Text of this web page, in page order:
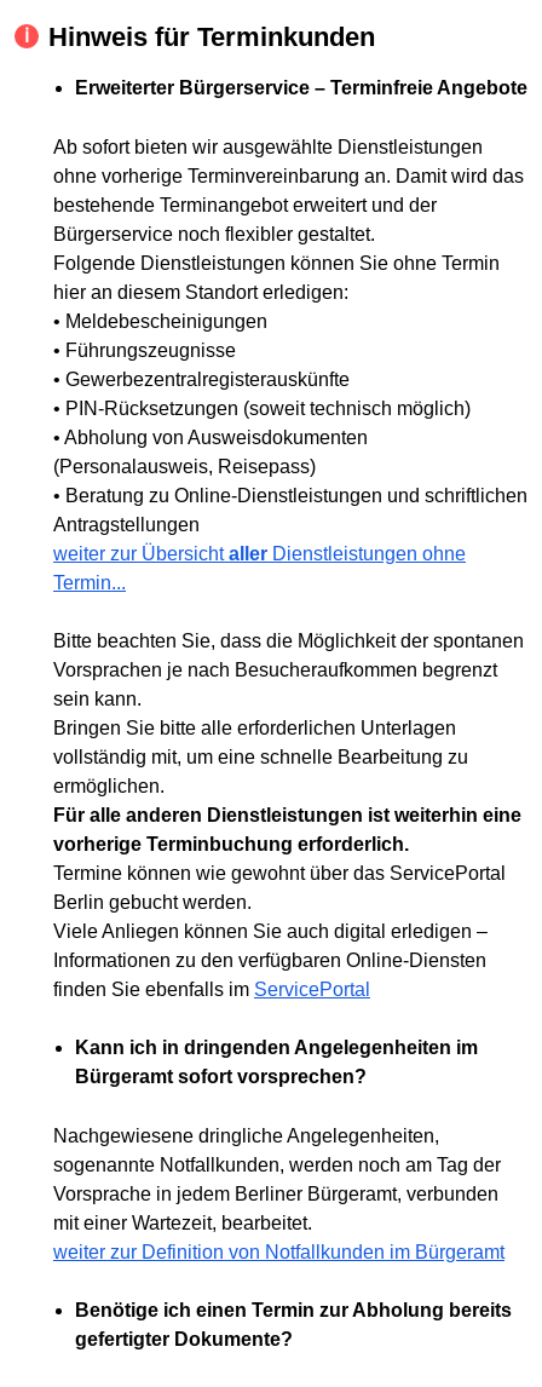
Hinweis für Terminkunden
Erweiterter Bürgerservice – Terminfreie Angebote
Ab sofort bieten wir ausgewählte Dienstleistungen
ohne vorherige Terminvereinbarung an. Damit wird das
bestehende Terminangebot erweitert und der
Bürgerservice noch flexibler gestaltet.
Folgende Dienstleistungen können Sie ohne Termin
hier an diesem Standort erledigen:
• Meldebescheinigungen
• Führungszeugnisse
• Gewerbezentralregisterauskünfte
• PIN-Rücksetzungen (soweit technisch möglich)
• Abholung von Ausweisdokumenten
(Personalausweis, Reisepass)
• Beratung zu Online-Dienstleistungen und schriftlichen
Antragstellungen
weiter zur Übersichtaller Dienstleistungen ohne
Termin...
Bitte beachten Sie, dass die Möglichkeit der spontanen
Vorsprachen je nach Besucheraufkommen begrenzt
sein kann.
Bringen Sie bitte alle erforderlichen Unterlagen
vollständig mit, um eine schnelle Bearbeitung zu
ermöglichen.
Für alle anderen Dienstleistungen ist weiterhin eine
vorherige Terminbuchung erforderlich.
Termine können wie gewohnt über das ServicePortal
Berlin gebucht werden.
Viele Anliegen können Sie auch digital erledigen –
Informationen zu den verfügbaren Online-Diensten
finden Sie ebenfalls im ServicePortal
Kann ich in dringenden Angelegenheiten im
Bürgeramt sofort vorsprechen?
Nachgewiesene dringliche Angelegenheiten,
sogenannte Notfallkunden, werden noch am Tag der
Vorsprache in jedem Berliner Bürgeramt, verbunden
mit einer Wartezeit, bearbeitet.
weiter zur Definition von Notfallkunden im Bürgeramt
Benötige ich einen Termin zur Abholung bereits
gefertigter Dokumente?